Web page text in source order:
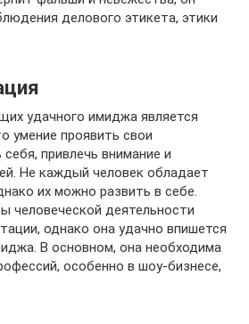
делового этикета, этики
удачного имиджа является
умение проявить свои
привлечь внимание и
Не каждый человек обладает
их можно развить в себе.
человеческой деятельности
однако она удачно впишется
В основном, она необходима
особенно в шоу-бизнесе,